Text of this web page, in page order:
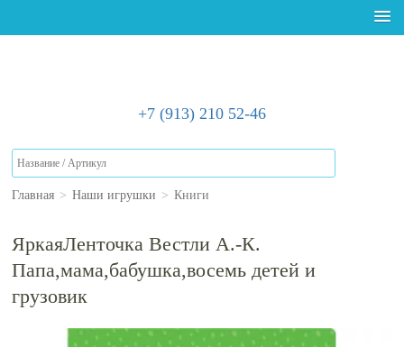
+7 (913) 210 52-46
Главная > Наши игрушки > Книги
ЯркаяЛенточка Вестли А.-К.
Папа,мама,бабушка,восемь детей и
грузовик